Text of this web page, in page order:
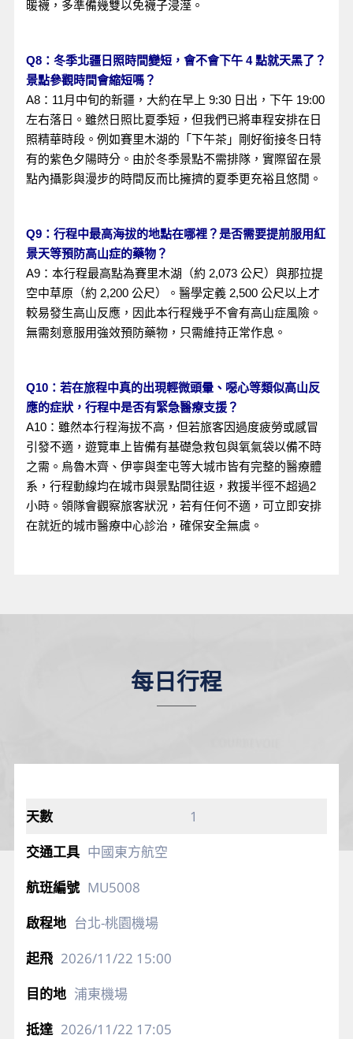
暖襪，多準備幾雙以免襪子浸溼。
Q8：冬季北疆日照時間變短，會不會下午 4 點就天黑了？
景點參觀時間會縮短嗎？
A8：11月中旬的新疆，大約在早上 9:30 日出，下午 19:00
左右落日。雖然日照比夏季短，但我們已將車程安排在日
照精華時段。例如賽里木湖的「下午茶」剛好銜接冬日特
有的紫色夕陽時分。由於冬季景點不需排隊，實際留在景
點內攝影與漫步的時間反而比擁擠的夏季更充裕且悠閒。
Q9：行程中最高海拔的地點在哪裡？是否需要提前服用紅
景天等預防高山症的藥物？
A9：本行程最高點為賽里木湖（約 2,073 公尺）與那拉提
空中草原（約 2,200 公尺）。醫學定義 2,500 公尺以上才
較易發生高山反應，因此本行程幾乎不會有高山症風險。
無需刻意服用強效預防藥物，只需維持正常作息。
Q10：若在旅程中真的出現輕微頭暈、噁心等類似高山反
應的症狀，行程中是否有緊急醫療支援？
A10：雖然本行程海拔不高，但若旅客因過度疲勞或感冒
引發不適，遊覽車上皆備有基礎急救包與氧氣袋以備不時
之需。烏魯木齊、伊寧與奎屯等大城市皆有完整的醫療體
系，行程動線均在城市與景點間往返，救援半徑不超過2
小時。領隊會觀察旅客狀況，若有任何不適，可立即安排
在就近的城市醫療中心診治，確保安全無虞。
每日行程
1
中國東方航空
MU5008
台北-桃園機場
2026/11/22 15:00
浦東機場
2026/11/22 17:05